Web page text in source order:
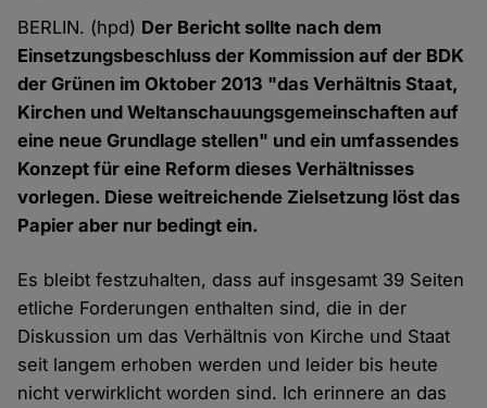
BERLIN. (hpd) Der Bericht sollte nach dem
Einsetzungsbeschluss der Kommission auf der BDK
der Grünen im Oktober 2013 "das Verhältnis Staat,
Kirchen und Weltanschauungsgemeinschaften auf
eine neue Grundlage stellen" und ein umfassendes
Konzept für eine Reform dieses Verhältnisses
vorlegen. Diese weitreichende Zielsetzung löst das
Papier aber nur bedingt ein.
Es bleibt festzuhalten, dass auf insgesamt 39 Seiten
etliche Forderungen enthalten sind, die in der
Diskussion um das Verhältnis von Kirche und Staat
seit langem erhoben werden und leider bis heute
nicht verwirklicht worden sind. Ich erinnere an das